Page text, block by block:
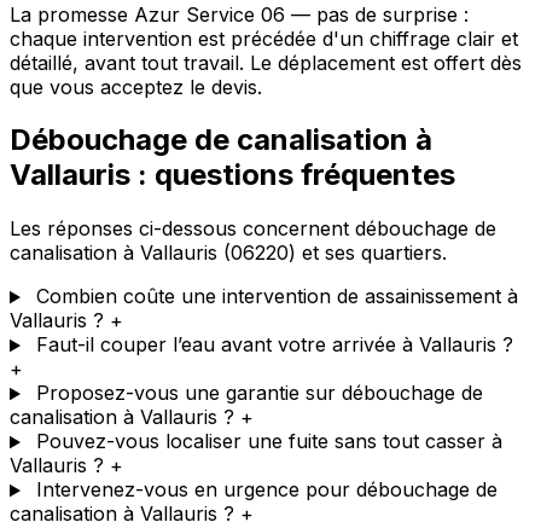
La promesse Azur Service 06 — pas de surprise :
chaque intervention est précédée d'un chiffrage clair et
détaillé, avant tout travail. Le déplacement est offert dès
que vous acceptez le devis.
Débouchage de canalisation à
Vallauris : questions fréquentes
Les réponses ci-dessous concernent débouchage de
canalisation à Vallauris (06220) et ses quartiers.
Combien coûte une intervention de assainissement à
Vallauris ? +
Faut-il couper l’eau avant votre arrivée à Vallauris ?
+
Proposez-vous une garantie sur débouchage de
canalisation à Vallauris ? +
Pouvez-vous localiser une fuite sans tout casser à
Vallauris ? +
Intervenez-vous en urgence pour débouchage de
canalisation à Vallauris ? +